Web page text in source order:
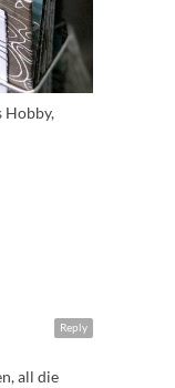
Hobby,
Reply
all die